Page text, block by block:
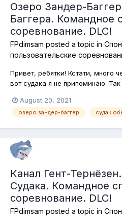
Озеро Зандер-
Баггера. Командное
соревнование. DLC!
FPdimsam posted a topic in
пользовательские
Привет, ребятки! Кстати, много
вот судака я не припоминаю.
называется Зандер-Баггер, где
спиннинговые и кастинговые
August 20, 2021
озеро зандер-баггер судак
Канал Гент-
Судака. Командное
соревнование. DLC!
FPdimsam posted a topic in